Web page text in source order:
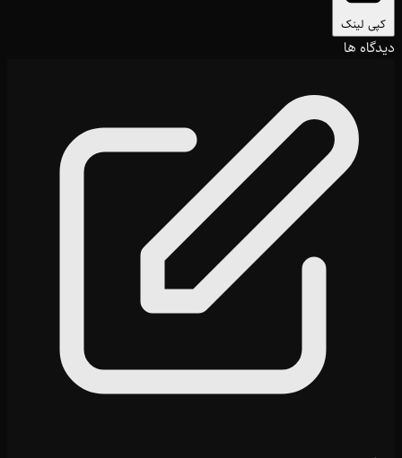
کپی لینک
دیدگاه ها